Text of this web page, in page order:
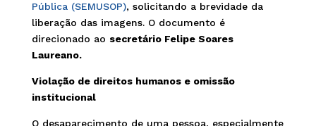
Pública (SEMUSOP), solicitando a brevidade da
liberação das imagens. O documento é
direcionado ao secretário Felipe Soares
Laureano.
Violação de direitos humanos e omissão
institucional
O desaparecimento de uma pessoa, especialmente